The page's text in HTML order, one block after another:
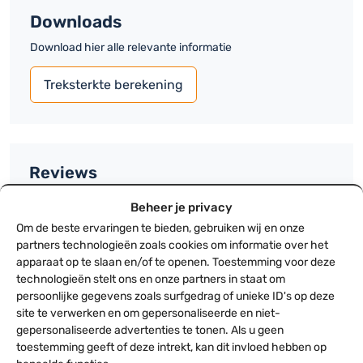
Beheer je privacy
Om de beste ervaringen te bieden, gebruiken wij en onze
partners technologieën zoals cookies om informatie over het
apparaat op te slaan en/of te openen. Toestemming voor deze
technologieën stelt ons en onze partners in staat om
persoonlijke gegevens zoals surfgedrag of unieke ID's op deze
site te verwerken en om gepersonaliseerde en niet-
gepersonaliseerde advertenties te tonen. Als u geen
toestemming geeft of deze intrekt, kan dit invloed hebben op
Weersbestendig
Verpakking en verzending
Verpakkings lengte
69cm
Verpakkings breedte
69cm
Verpakkings hoogte
10cm
Downloads
Download hier alle relevante informatie
Treksterkte berekening
Reviews
Gemiddelde: 4.71